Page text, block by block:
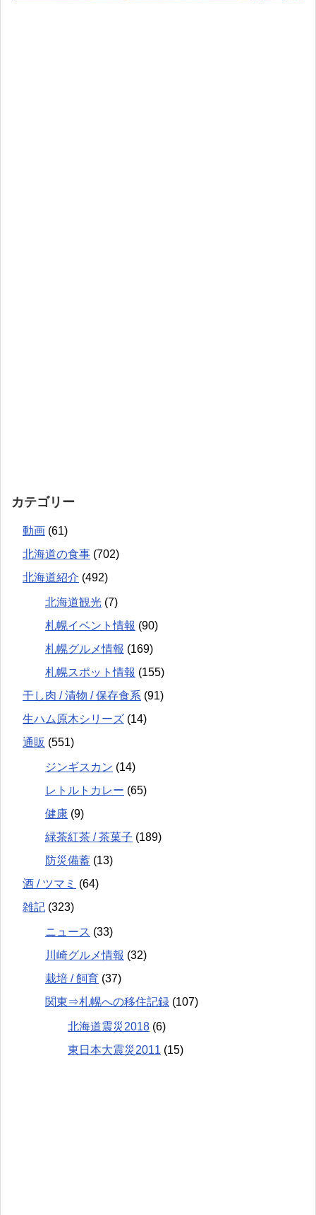
カテゴリー
動画 (61)
北海道の食事 (702)
北海道紹介 (492)
北海道観光 (7)
札幌イベント情報 (90)
札幌グルメ情報 (169)
札幌スポット情報 (155)
干し肉 / 漬物 / 保存食系 (91)
生ハム原木シリーズ (14)
通販 (551)
ジンギスカン (14)
レトルトカレー (65)
健康 (9)
緑茶紅茶 / 茶菓子 (189)
防災備蓄 (13)
酒 / ツマミ (64)
雑記 (323)
ニュース (33)
川崎グルメ情報 (32)
栽培 / 飼育 (37)
関東⇒札幌への移住記録 (107)
北海道震災2018 (6)
東日本大震災2011 (15)